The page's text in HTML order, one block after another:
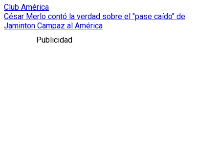
Club América
César Merlo contó la verdad sobre el "pase caído" de
Jaminton Campaz al América
Publicidad